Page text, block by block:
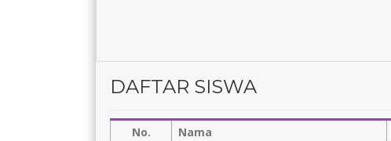
DAFTAR SISWA
No. Nama